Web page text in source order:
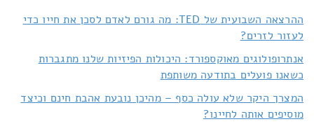
ההרצאה השבועית של TED: מה גורם לאדם לסכן את חייו כדי
לעזור לזרים?
אנתרופולוגים מאוקספורד: היכולות הפיזיות שלנו מתגברות
כשאנו פועלים בתודעה משותפת
המצרך היקר שלא עולה כסף – מהיכן נובעת אהבת חינם וכיצד
מוסיפים אותה לחיינו?